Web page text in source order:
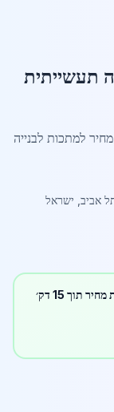
תעשייתית
למתכות לבנייה
אביב, ישראל
תוך 15 דק׳